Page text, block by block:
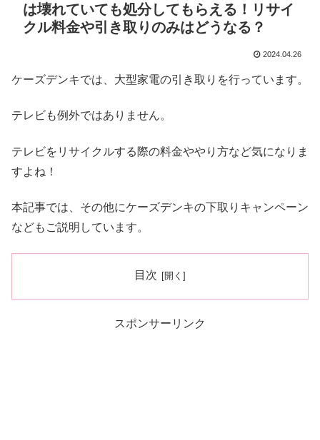
は壊れていても処分してもらえる！リサイ
クル料金や引き取りのみはどうなる？
2024.04.26
ケーズデンキでは、大型家電の引き取りを行っています。
テレビも例外ではありません。
テレビをリサイクルする際の料金ややり方など気になりま
すよね！
本記事では、その他にケーズデンキの下取りキャンペーン
などもご説明しています。
目次
スポンサーリンク